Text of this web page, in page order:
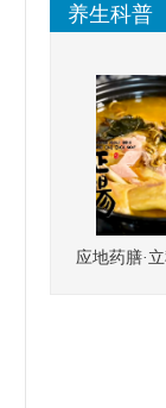
养生科普
应地药膳·